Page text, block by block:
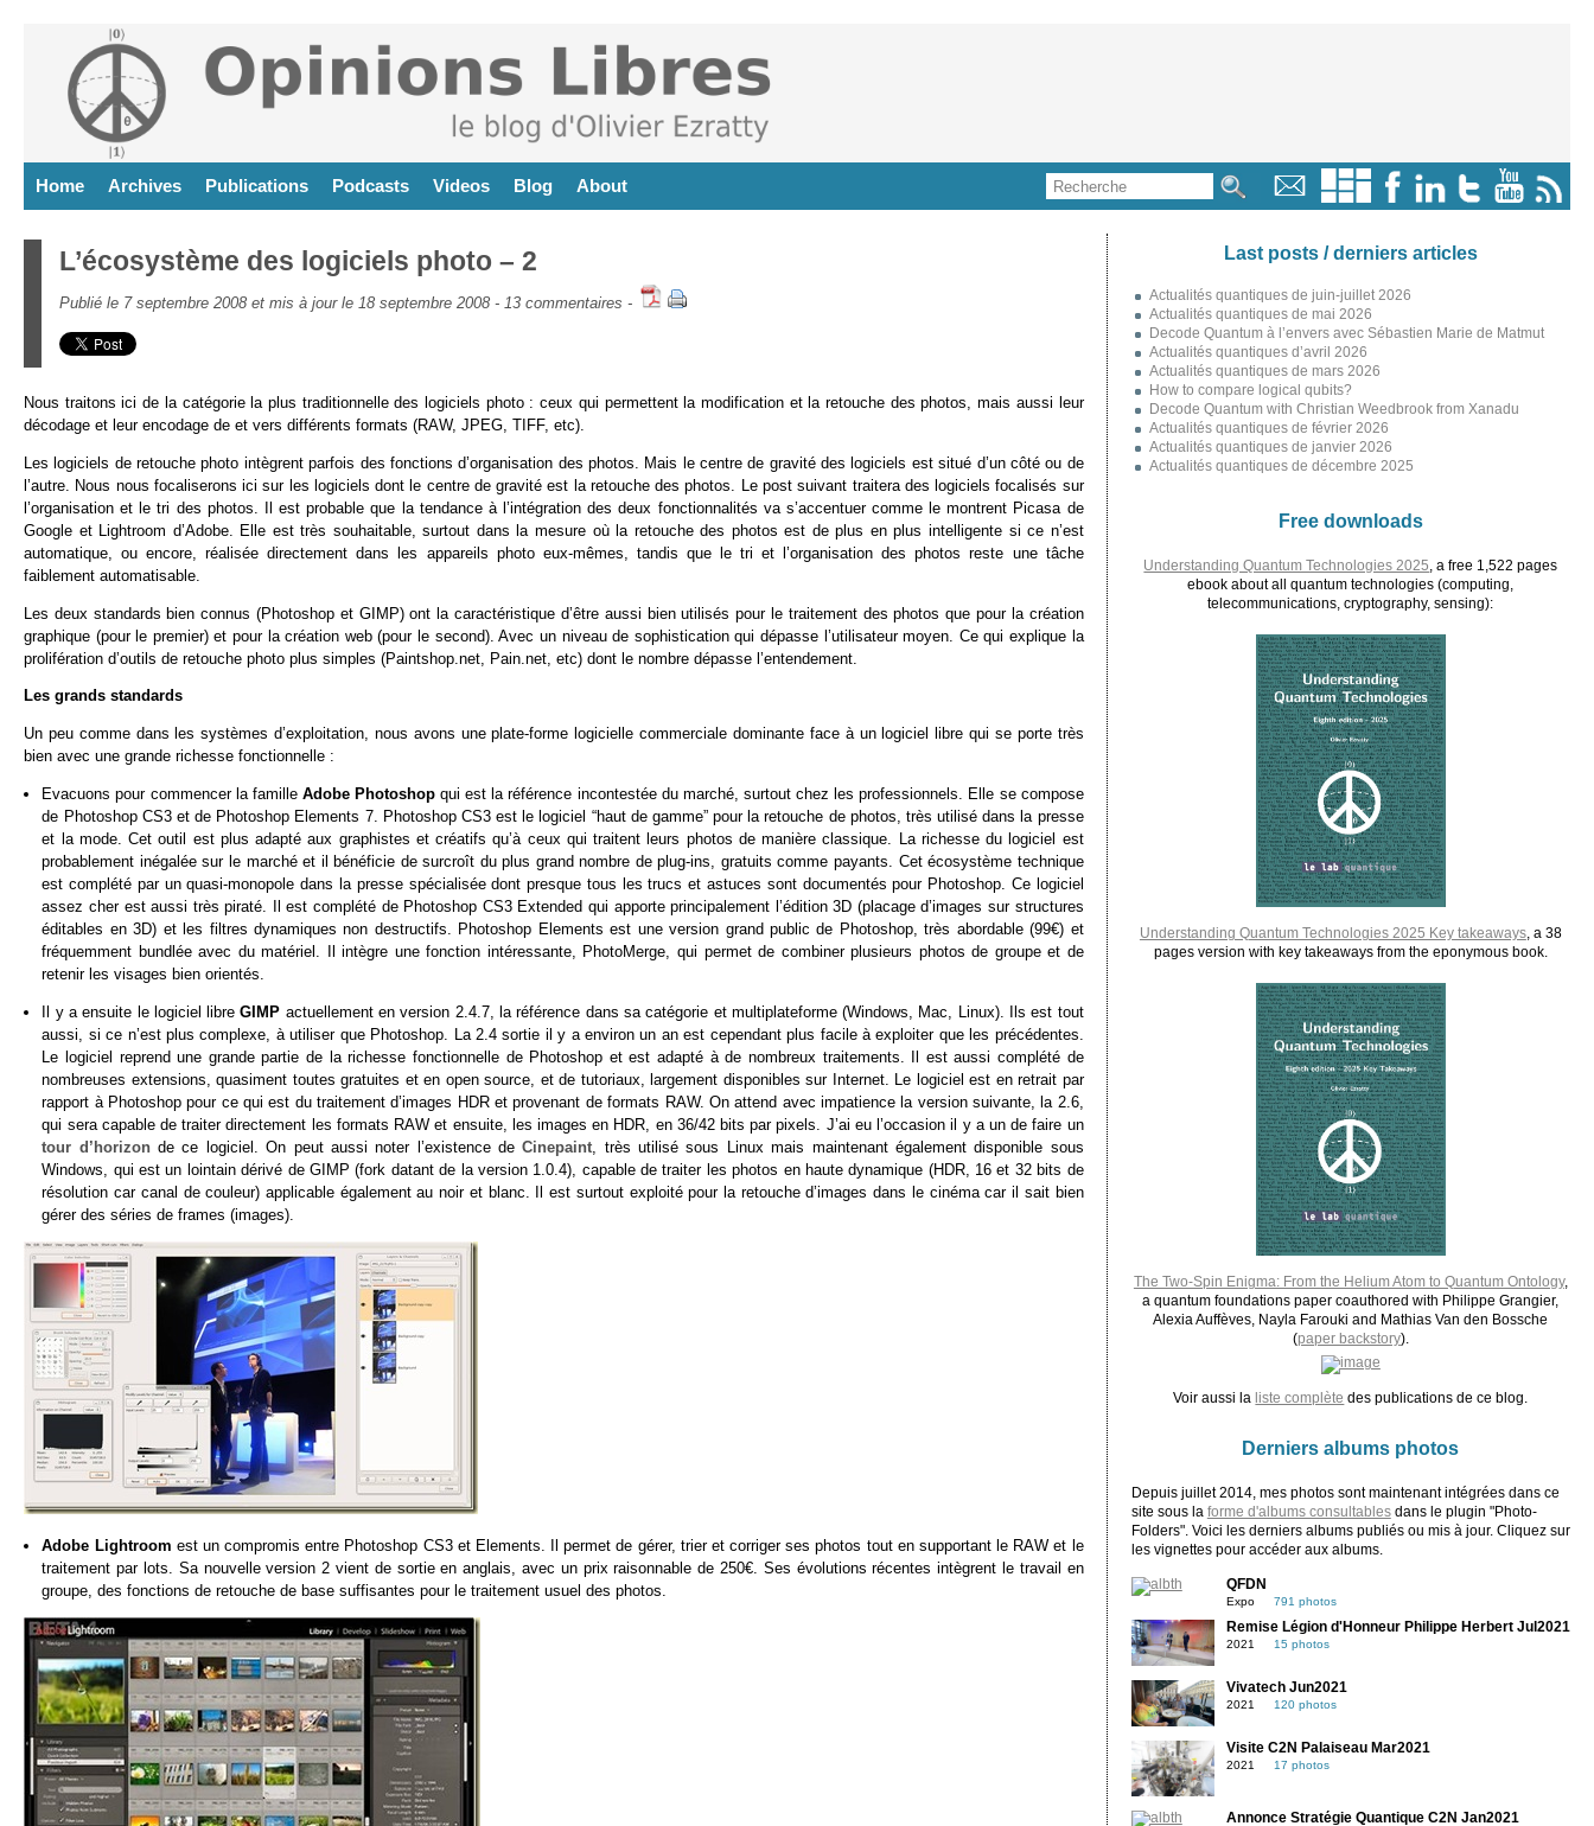
Home Archives Publications Podcasts Videos Blog About
L’écosystème des logiciels photo – 2
Publié le 7 septembre 2008 et mis à jour le 18 septembre 2008 - 13 commentaires -
Nous traitons ici de la catégorie la plus traditionnelle des logiciels photo : ceux qui permettent la modification et la retouche des photos, mais aussi leur
décodage et leur encodage de et vers différents formats (RAW, JPEG, TIFF, etc).
Les logiciels de retouche photo intègrent parfois des fonctions d’organisation des photos. Mais le centre de gravité des logiciels est situé d’un côté ou de
l’autre. Nous nous focaliserons ici sur les logiciels dont le centre de gravité est la retouche des photos. Le post suivant traitera des logiciels focalisés sur
l’organisation et le tri des photos. Il est probable que la tendance à l’intégration des deux fonctionnalités va s’accentuer comme le montrent Picasa de
Google et Lightroom d’Adobe. Elle est très souhaitable, surtout dans la mesure où la retouche des photos est de plus en plus intelligente si ce n’est
automatique, ou encore, réalisée directement dans les appareils photo eux-mêmes, tandis que le tri et l’organisation des photos reste une tâche
faiblement automatisable.
Les deux standards bien connus (Photoshop et GIMP) ont la caractéristique d’être aussi bien utilisés pour le traitement des photos que pour la création
graphique (pour le premier) et pour la création web (pour le second). Avec un niveau de sophistication qui dépasse l’utilisateur moyen. Ce qui explique la
prolifération d’outils de retouche photo plus simples (Paintshop.net, Pain.net, etc) dont le nombre dépasse l’entendement.
Les grands standards
Un peu comme dans les systèmes d’exploitation, nous avons une plate-forme logicielle commerciale dominante face à un logiciel libre qui se porte très
bien avec une grande richesse fonctionnelle :
Evacuons pour commencer la famille Adobe Photoshop qui est la référence incontestée du marché, surtout chez les professionnels. Elle se compose
de Photoshop CS3 et de Photoshop Elements 7. Photoshop CS3 est le logiciel “haut de gamme” pour la retouche de photos, très utilisé dans la presse
et la mode. Cet outil est plus adapté aux graphistes et créatifs qu’à ceux qui traitent leurs photos de manière classique. La richesse du logiciel est
probablement inégalée sur le marché et il bénéficie de surcroît du plus grand nombre de plug-ins, gratuits comme payants. Cet écosystème technique
est complété par un quasi-monopole dans la presse spécialisée dont presque tous les trucs et astuces sont documentés pour Photoshop. Ce logiciel
assez cher est aussi très piraté. Il est complété de Photoshop CS3 Extended qui apporte principalement l’édition 3D (placage d’images sur structures
éditables en 3D) et les filtres dynamiques non destructifs. Photoshop Elements est une version grand public de Photoshop, très abordable (99€) et
fréquemment bundlée avec du matériel. Il intègre une fonction intéressante, PhotoMerge, qui permet de combiner plusieurs photos de groupe et de
retenir les visages bien orientés.
Il y a ensuite le logiciel libreGIMP actuellement en version 2.4.7, la référence dans sa catégorie et multiplateforme (Windows, Mac, Linux). Ils est tout
aussi, si ce n’est plus complexe, à utiliser que Photoshop. La 2.4 sortie il y a environ un an est cependant plus facile à exploiter que les précédentes.
Le logiciel reprend une grande partie de la richesse fonctionnelle de Photoshop et est adapté à de nombreux traitements. Il est aussi complété de
nombreuses extensions, quasiment toutes gratuites et en open source, et de tutoriaux, largement disponibles sur Internet. Le logiciel est en retrait par
rapport à Photoshop pour ce qui est du traitement d’images HDR et provenant de formats RAW. On attend avec impatience la version suivante, la 2.6,
qui sera capable de traiter directement les formats RAW et ensuite, les images en HDR, en 36/42 bits par pixels. J’ai eu l’occasion il y a un de faire un
tour d’horizonde ce logiciel. On peut aussi noter l’existence deCinepaint , très utilisé sous Linux mais maintenant également disponible sous
Windows, qui est un lointain dérivé de GIMP (fork datant de la version 1.0.4), capable de traiter les photos en haute dynamique (HDR, 16 et 32 bits de
résolution car canal de couleur) applicable également au noir et blanc. Il est surtout exploité pour la retouche d’images dans le cinéma car il sait bien
gérer des séries de frames (images).
Adobe Lightroom est un compromis entre Photoshop CS3 et Elements. Il permet de gérer, trier et corriger ses photos tout en supportant le RAW et le
traitement par lots. Sa nouvelle version 2 vient de sortie en anglais, avec un prix raisonnable de 250€. Ses évolutions récentes intègrent le travail en
groupe, des fonctions de retouche de base suffisantes pour le traitement usuel des photos.
Last posts / derniers articles
Actualités quantiques de juin-juillet 2026
Actualités quantiques de mai 2026
Decode Quantum à l’envers avec Sébastien Marie de Matmut
Actualités quantiques d’avril 2026
Actualités quantiques de mars 2026
How to compare logical qubits?
Decode Quantum with Christian Weedbrook from Xanadu
Actualités quantiques de février 2026
Actualités quantiques de janvier 2026
Actualités quantiques de décembre 2025
Free downloads
Understanding Quantum Technologies 2025 , a free 1,522 pages
ebook about all quantum technologies (computing,
telecommunications, cryptography, sensing):
Understanding Quantum Technologies 2025 Key takeaways, a 38
pages version with key takeaways from the eponymous book.
The Two-Spin Enigma: From the Helium Atom to Quantum Ontology,
a quantum foundations paper coauthored with Philippe Grangier,
Alexia Auffèves, Nayla Farouki and Mathias Van den Bossche
(paper backstory).
Voir aussi la liste complète des publications de ce blog.
Derniers albums photos
Depuis juillet 2014, mes photos sont maintenant intégrées dans ce
site sous la forme d'albums consultablesdans le plugin "Photo-
Folders". Voici les derniers albums publiés ou mis à jour. Cliquez sur
les vignettes pour accéder aux albums.
QFDN
Expo 791 photos
Remise Légion d'Honneur Philippe Herbert Jul2021
2021 15 photos
Vivatech Jun2021
2021 120 photos
Visite C2N Palaiseau Mar2021
2021 17 photos
Annonce Stratégie Quantique C2N Jan2021